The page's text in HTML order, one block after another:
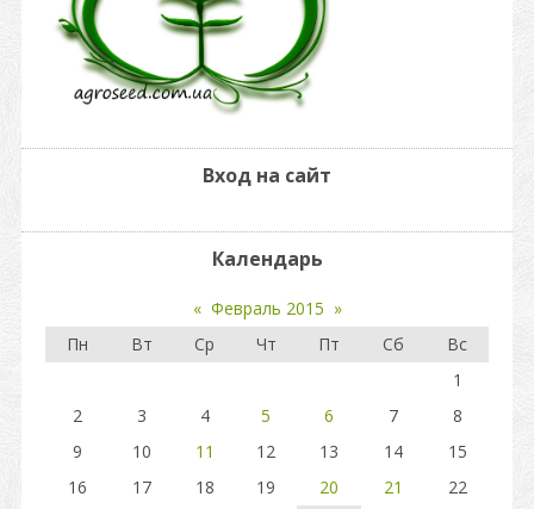
Вход на сайт
Календарь
« Февраль 2015 »
Пн
Вт Ср Чт Пт Сб
Вс
1
2
3 4 5 6 7
8
9
10 11 12 13 14
15
16
17 18 19 20 21
22